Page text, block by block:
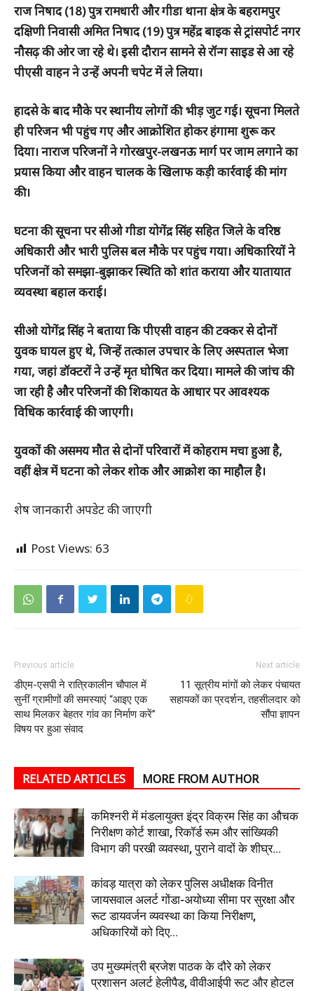
राज निषाद (18) पुत्र रामधारी और गीडा थाना क्षेत्र के बहरामपुर
दक्षिणी निवासी अमित निषाद (19) पुत्र महेंद्र बाइक से ट्रांसपोर्ट नगर
नौसढ़ की ओर जा रहे थे। इसी दौरान सामने से रॉन्ग साइड से आ रहे
पीएसी वाहन ने उन्हें अपनी चपेट में ले लिया।
हादसे के बाद मौके पर स्थानीय लोगों की भीड़ जुट गई। सूचना मिलते
ही परिजन भी पहुंच गए और आक्रोशित होकर हंगामा शुरू कर
दिया। नाराज परिजनों ने गोरखपुर-लखनऊ मार्ग पर जाम लगाने का
प्रयास किया और वाहन चालक के खिलाफ कड़ी कार्रवाई की मांग
की।
घटना की सूचना पर सीओ गीडा योगेंद्र सिंह सहित जिले के वरिष्ठ
अधिकारी और भारी पुलिस बल मौके पर पहुंच गया। अधिकारियों ने
परिजनों को समझा-बुझाकर स्थिति को शांत कराया और यातायात
व्यवस्था बहाल कराई।
सीओ योगेंद्र सिंह ने बताया कि पीएसी वाहन की टक्कर से दोनों
युवक घायल हुए थे, जिन्हें तत्काल उपचार के लिए अस्पताल भेजा
गया, जहां डॉक्टरों ने उन्हें मृत घोषित कर दिया। मामले की जांच की
जा रही है और परिजनों की शिकायत के आधार पर आवश्यक
विधिक कार्रवाई की जाएगी।
युवकों की असमय मौत से दोनों परिवारों में कोहराम मचा हुआ है,
वहीं क्षेत्र में घटना को लेकर शोक और आक्रोश का माहौल है।
शेष जानकारी अपडेट की जाएगी
Post Views: 63
Previous article
डीएम-एसपी ने रात्रिकालीन चौपाल में
सुनीं ग्रामीणों की समस्याएं “आइए एक
साथ मिलकर बेहतर गांव का निर्माण करें”
विषय पर हुआ संवाद
Next article
11 सूत्रीय मांगों को लेकर पंचायत
सहायकों का प्रदर्शन, तहसीलदार को
सौंपा ज्ञापन
RELATED ARTICLES MORE FROM AUTHOR
कमिश्नरी में मंडलायुक्त इंद्र विक्रम सिंह का औचक
निरीक्षण कोर्ट शाखा, रिकॉर्ड रूम और सांख्यिकी
विभाग की परखी व्यवस्था, पुराने वादों के शीघ्र...
कांवड़ यात्रा को लेकर पुलिस अधीक्षक विनीत
जायसवाल अलर्ट गोंडा-अयोध्या सीमा पर सुरक्षा और
रूट डायवर्जन व्यवस्था का किया निरीक्षण,
अधिकारियों को दिए...
उप मुख्यमंत्री ब्रजेश पाठक के दौरे को लेकर
प्रशासन अलर्ट हेलीपैड, वीवीआईपी रूट और होटल